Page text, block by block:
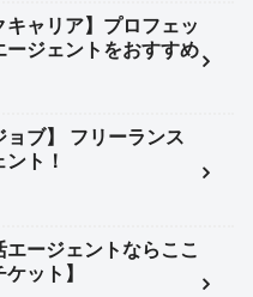
キャリア】プロフェッ
ージェントをおすすめ
ョブ】 フリーランス
ト！
エージェントならここ
ケット】